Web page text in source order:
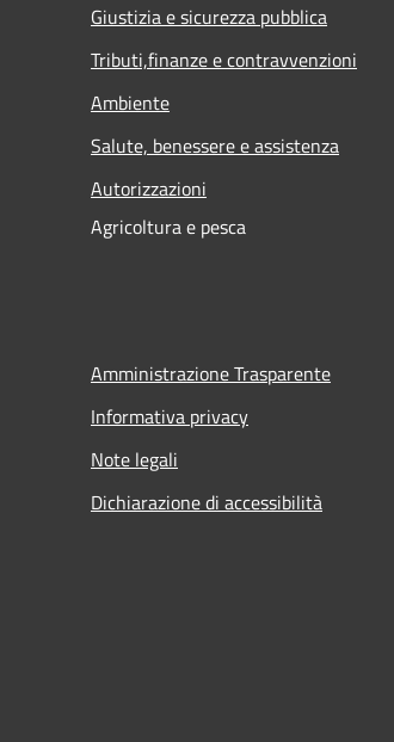
Giustizia e sicurezza pubblica
Tributi,finanze e contravvenzioni
Ambiente
Salute, benessere e assistenza
Autorizzazioni
Agricoltura e pesca
Amministrazione Trasparente
Informativa privacy
Note legali
Dichiarazione di accessibilità